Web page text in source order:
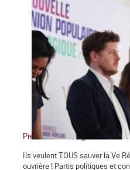
Présidentielles, législatives :
Ils veulent TOUS sauver la Ve
ouvrière ! Partis politiques et